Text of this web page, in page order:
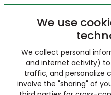
We use
We collect personal
and internet activity)
traffic, and personalize
involve the "sharing" of